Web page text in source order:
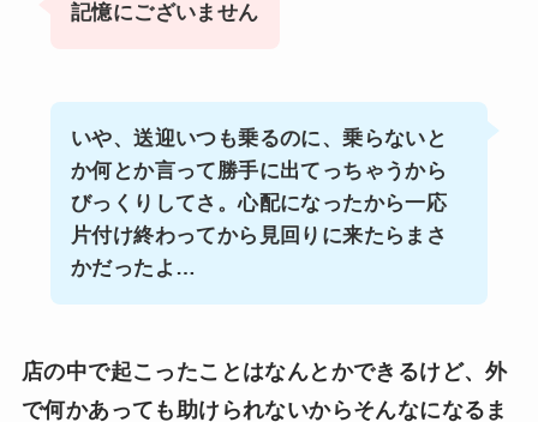
記憶にございません
いや、送迎いつも乗るのに、乗らないと
か何とか言って勝手に出てっちゃうから
びっくりしてさ。心配になったから一応
片付け終わってから見回りに来たらまさ
かだったよ…
店の中で起こったことはなんとかできるけど、外
で何かあっても助けられないからそんなになるま